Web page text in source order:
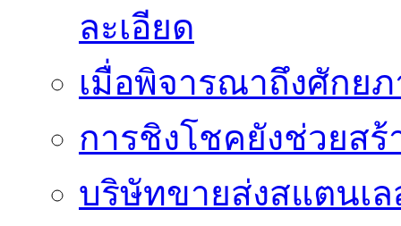
ละเอียด
เมื่อพิจารณาถึงศักย
การชิงโชคยังช่วยส
บริษัทขายส่งสแตนเ